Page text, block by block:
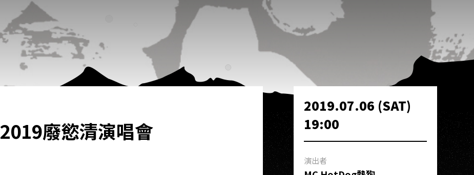
廢慾清演唱會
2019.07.06 (SAT)
19:00
演出者